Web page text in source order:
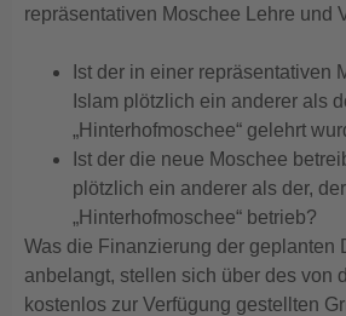
repräsentativen Moschee Lehre und
Ist der in einer repräsentativen
Islam plötzlich ein anderer als
„Hinterhofmoschee“ gelehrt
Ist der die neue Moschee
plötzlich ein anderer als der,
„Hinterhofmoschee“ betrieb?
Was die Finanzierung der geplanten
anbelangt, stellen sich über des von
kostenlos zur Verfügung gestellten